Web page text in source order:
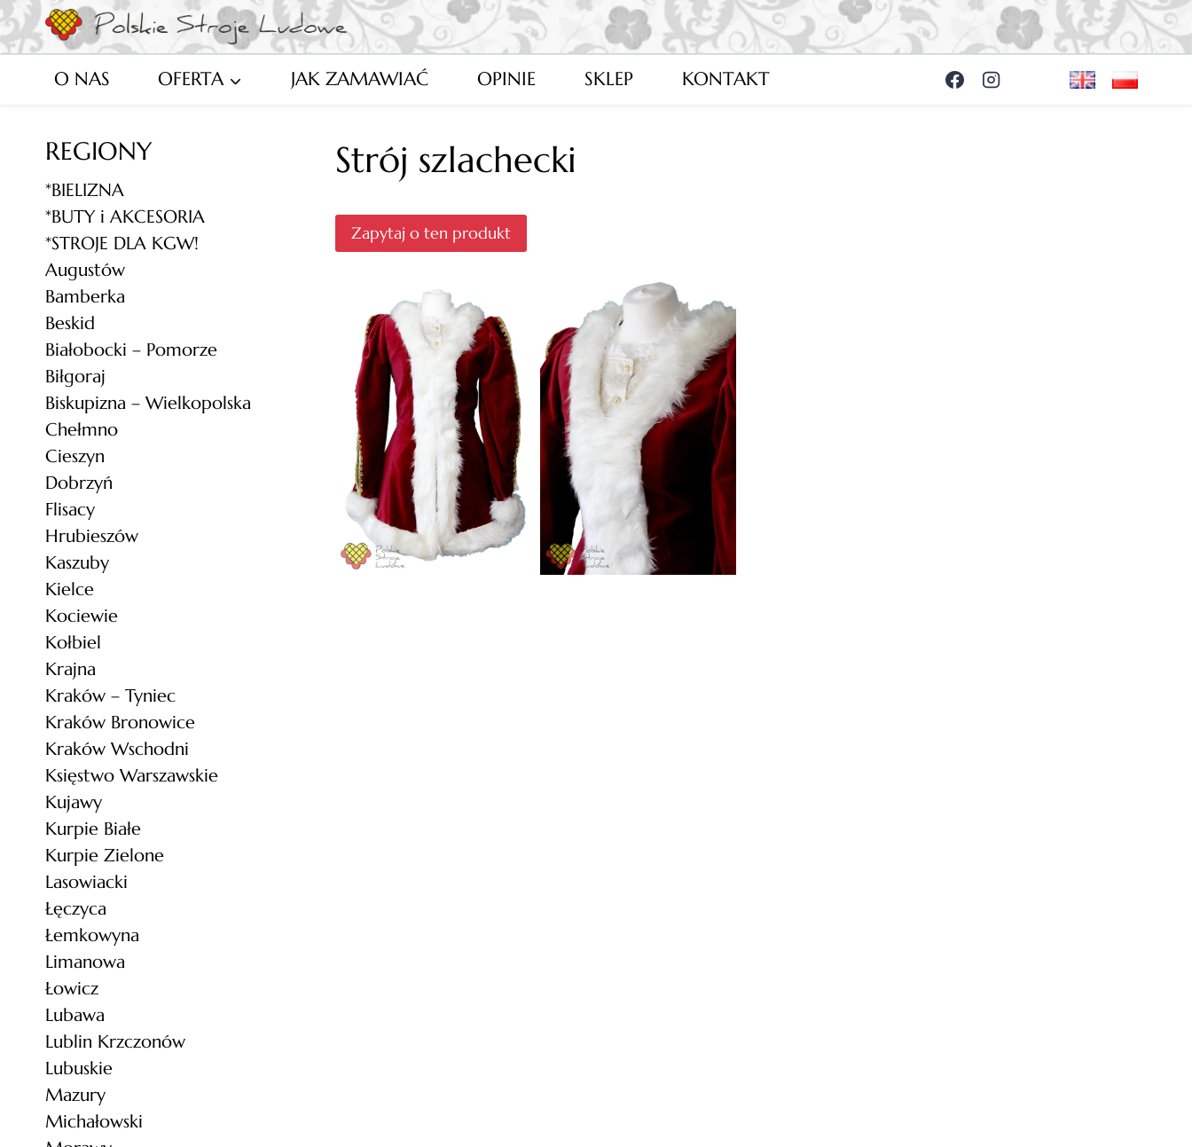
Przejdź
do
treści
O NAS OFERTA JAK ZAMAWIAĆ OPINIE SKLEP KONTAKT
REGIONY
*BIELIZNA
*BUTY i AKCESORIA
*STROJE DLA KGW!
Augustów
Bamberka
Beskid
Białobocki – Pomorze
Biłgoraj
Biskupizna – Wielkopolska
Chełmno
Cieszyn
Dobrzyń
Flisacy
Hrubieszów
Kaszuby
Kielce
Kociewie
Kołbiel
Krajna
Kraków – Tyniec
Kraków Bronowice
Kraków Wschodni
Księstwo Warszawskie
Kujawy
Kurpie Białe
Kurpie Zielone
Lasowiacki
Łęczyca
Łemkowyna
Limanowa
Łowicz
Lubawa
Lublin Krzczonów
Lubuskie
Mazury
Michałowski
Strój szlachecki
Zapytaj o ten produkt